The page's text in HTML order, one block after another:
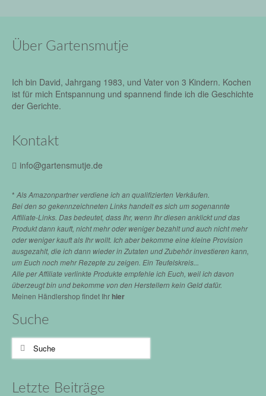
Über Gartensmutje
Ich bin David, Jahrgang 1983, und Vater von 3 Kindern. Kochen
ist für mich Entspannung und spannend finde ich die Geschichte
der Gerichte.
Kontakt
info@gartensmutje.de
* Als Amazonpartner verdiene ich an qualifizierten Verkäufen.
Bei den so gekennzeichneten Links handelt es sich um sogenannte
Affiliate-Links. Das bedeutet, dass Ihr, wenn Ihr diesen anklickt und das
Produkt dann kauft, nicht mehr oder weniger bezahlt und auch nicht mehr
oder weniger kauft als Ihr wollt. Ich aber bekomme eine kleine Provision
ausgezahlt, die ich dann wieder in Zutaten und Zubehör investieren kann,
um Euch noch mehr Rezepte zu zeigen. Ein Teufelskreis...
Alle per Affiliate verlinkte Produkte empfehle ich Euch, weil ich davon
überzeugt bin und bekomme von den Herstellern kein Geld dafür.
Meinen Händlershop findet Ihr hier
Suche
Suche
nach:
Letzte Beiträge